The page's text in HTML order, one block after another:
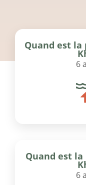
Quand est
6
Quand est
6